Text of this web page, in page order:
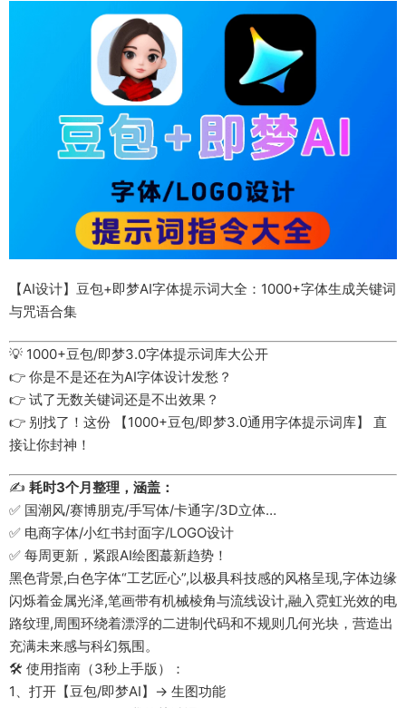
【AI设计】豆包+即梦AI字体提示词大全：1000+字体生成关键词
与咒语合集
💡 1000+豆包/即梦3.0字体提示词库大公开
👉 你是不是还在为AI字体设计发愁？
👉 试了无数关键词还是不出效果？
👉 别找了！这份 【1000+豆包/即梦3.0通用字体提示词库】 直
接让你封神！
✍️ 耗时3个月整理，涵盖：
✅ 国潮风/赛博朋克/手写体/卡通字/3D立体…
✅ 电商字体/小红书封面字/LOGO设计
✅ 每周更新，紧跟AI绘图蕞新趋势！
黑色背景,白色字体“工艺匠心”,以极具科技感的风格呈现,字体边缘
闪烁着金属光泽,笔画带有机械棱角与流线设计,融入霓虹光效的电
路纹理,周围环绕着漂浮的二进制代码和不规则几何光块，营造出
充满未来感与科幻氛围。
🛠 使用指南（3秒上手版）：
1、打开【豆包/即梦AI】→ 生图功能